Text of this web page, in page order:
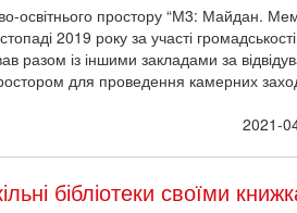
освітнього простору “М3: Майдан.
2019 року за участі
разом із іншими закладами за
для проведення камерних
2021-
бібліотеки своїми